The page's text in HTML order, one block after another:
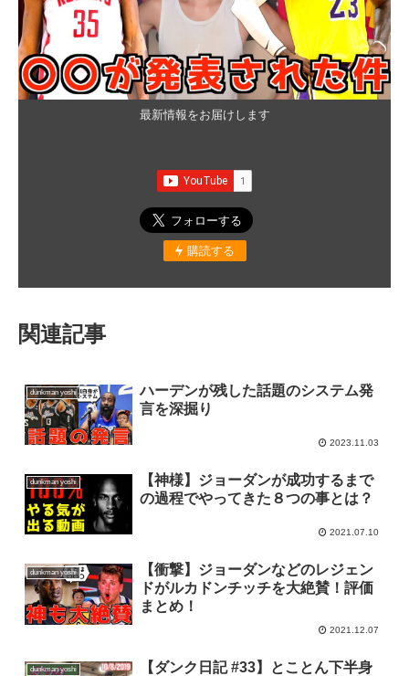
最新情報をお届けします
購読する
関連記事
dunkman yoshi
ハーデンが残した話題のシステム発
言を深掘り
2023.11.03
dunkman yoshi
【神様】ジョーダンが成功するまで
の過程でやってきた８つの事とは？
2021.07.10
dunkman yoshi
【衝撃】ジョーダンなどのレジェン
ドがルカドンチッチを大絶賛！評価
まとめ！
2021.12.07
dunkman yoshi
【ダンク日記 #33】とことん下半身